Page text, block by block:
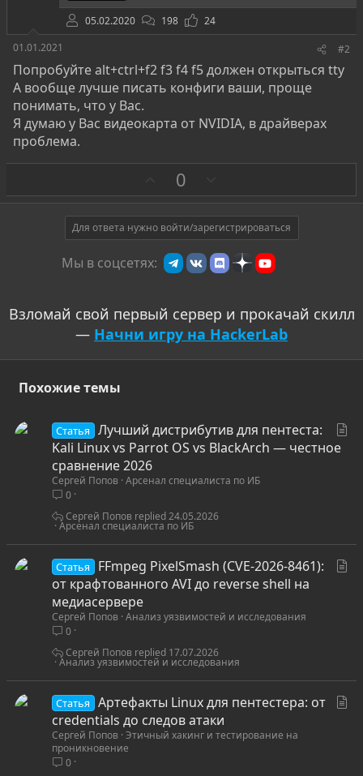
05.02.2020 198
24
01.01.2021
#2
Попробуйте alt+ctrl+f2 f3 f4 f5 должен открыться tty
А вообще лучше писать конфиги ваши, проще
понимать, что у Вас.
Я думаю у Вас видеокарта от NVIDIA, в драйверах
проблема.
а
0
р
о
т
и
в
Для ответа нужно войти/зарегистрироваться
Мы в соцсетях:
Взломай свой первый сервер и прокачай скилл
— Начни игру на HackerLab
Похожие темы
Статья
Лучший дистрибутив для пентеста:
Kali Linux vs Parrot OS vs BlackArch — честное
сравнение 2026
Сергей Попов Арсенал специалиста по ИБ
0
Арсенал специалиста по ИБ
24.05.2026
Сергей Попов
Статья
FFmpeg PixelSmash (CVE-2026-8461):
от крафтованного AVI до reverse shell на
медиасервере
Сергей Попов Анализ уязвимостей и исследования
0
Анализ уязвимостей и исследования
17.07.2026
Сергей Попов
Статья
Артефакты Linux для пентестера: от
credentials до следов атаки
Сергей Попов Этичный хакинг и тестирование на
проникновение
0